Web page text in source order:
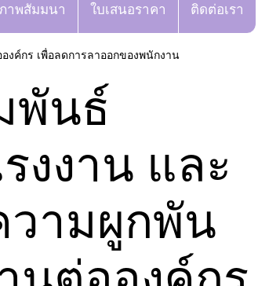
าพสัมมนา ใบเสนอราคา ติดต่อเรา
ค์กร เพื่อลดการลาออกของพนักงาน
พันธ์
งงาน และ
วามผูกพัน